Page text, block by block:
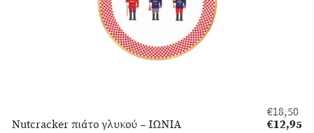
Nutcracker πιάτο γλυκού – ΙΩΝΙΑ
€18,50
Original
€12,95